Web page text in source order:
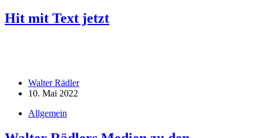
Hit mit Text jetzt
Walter Rädler
10. Mai 2022
Allgemein